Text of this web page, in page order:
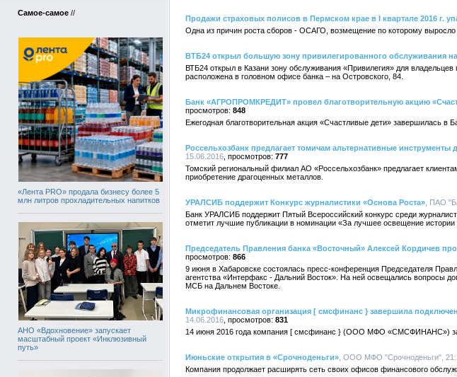
Самое-самое //
«Лента PRO» продала бизнесу более 5
млн литров прохладительных напитков
АНО «Вдохновение» запускает
масштабный проект «Инклюзивный
путь»
Продажи страховых полисов в Пермском крае в I квартале 2016 г.
Одна из причин роста сборов - ОСАГО, возмещение по которому выросло
ВТБ24 открыл большую зону привилегированного обслуживания
ВТБ24 открыл в Казани зону обслуживания «Привилегия» для
расположена в головном офисе банка – на Островского, 84.
Банк «АГРОПРОМКРЕДИТ» провел благотворительную акцию
848
Ежегодная благотворительная акция «Счастливые дети» завершилась
Россельхозбанк предлагает томичам альтернативные инструменты
15.06.2016
777
Томский региональный филиал АО «Россельхозбанк» предлагает
приобретение драгоценных металлов.
УРАЛСИБ поддержит Конкурс журналистики «Основа Роста» , ПАО
Банк УРАЛСИБ поддержит Пятый Всероссийский конкурс среди
отметит лучшие публикации в номинации «За лучшее освещение истории
Председатель Правления банка «Восточный» Алексей Кордичев
866
9 июня в Хабаровске состоялась пресс-конференция Председателя
агентства «Интерфакс - Дальний Восток». На ней освещались вопросы
МСБ на Дальнем Востоке.
Микрофинансовая организация [ смсфинанс } завершила
14.06.2016
831
14 июня 2016 года компания [ смсфинанс } (ООО МФО «СМСФИНАНС»)
Июньские открытия в «Срочноденьги» , ООО МФО "Срочноденьги",
Компания продолжает расширять сеть своих офисов финансового